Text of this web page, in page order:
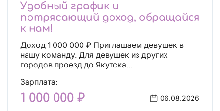
Удобный график и
потрясающий доход, обращайся
к нам!
Доход 1 000 000 ₽ Приглашаем девушек в
нашу команду. Для девушек из других
городов проезд до Якутска...
Зарплата:
1 000 000 ₽ 06.08.2026